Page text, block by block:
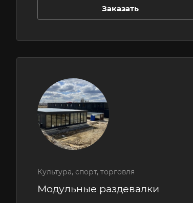
Заказать
Культура, спорт, торговля
Модульные раздевалки